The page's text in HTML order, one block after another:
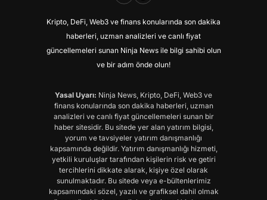
Kripto, DeFi, Web3 ve finans konularında son dakika
haberleri, uzman analizleri ve canlı fiyat
güncellemeleri sunan Ninja News ile bilgi sahibi olun
ve bir adım önde olun!
Yasal Uyarı: Ninja News, Kripto, DeFi, Web3 ve
finans konularında son dakika haberleri, uzman
analizleri ve canlı fiyat güncellemeleri sunan bir
haber sitesidir. Bu sitede yer alan yatırım bilgisi,
yorum ve tavsiyeler yatırım danışmanlığı
kapsamında değildir. Yatırım danışmanlığı hizmeti,
yetkili kuruluşlar tarafından kişilerin risk ve getiri
tercihlerini dikkate alarak, kişiye özel olarak
sunulmaktadır. Bu sitede veya e-bültenlerimiz
kapsamındaki sözel, yazılı ve grafiksel dahil olmak